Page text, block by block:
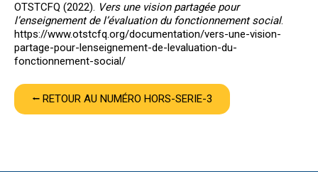
OTSTCFQ (2022). Vers une vision partagée pour
l’enseignement de l’évaluation du fonctionnement social.
https://www.otstcfq.org/documentation/vers-une-vision-
partage-pour-lenseignement-de-levaluation-du-
fonctionnement-social/
⭠ RETOUR AU NUMÉRO HORS-SERIE-3